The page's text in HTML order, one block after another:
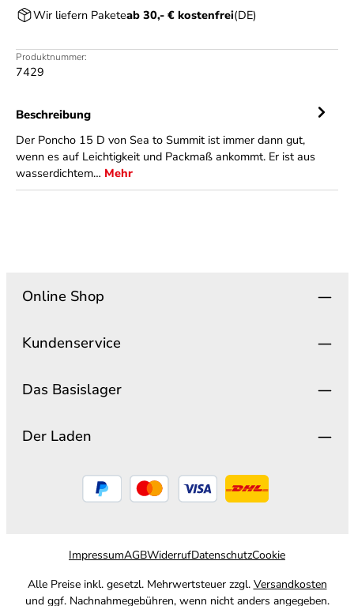
Wir liefern Paketeab 30,- € kostenfrei(DE)
Produktnummer:
7429
Beschreibung
Der Poncho 15 D von Sea to Summit ist immer dann gut,
wenn es auf Leichtigkeit und Packmaß ankommt. Er ist aus
wasserdichtem… Mehr
Online Shop
Kundenservice
Das Basislager
Der Laden
ImpressumAGBWiderrufDatenschutzCookie
Alle Preise inkl. gesetzl. Mehrwertsteuer zzgl. Versandkosten
und ggf. Nachnahmegebühren, wenn nicht anders angegeben.